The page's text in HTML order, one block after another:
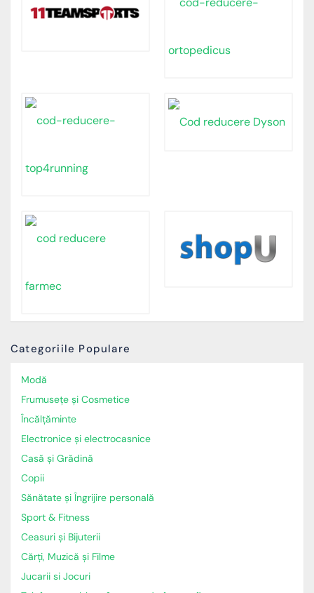
Categoriile Populare
Modă
Frumusețe și Cosmetice
Încălţăminte
Electronice și electrocasnice
Casă și Grădină
Copii
Sănătate și Îngrijire personală
Sport & Fitness
Ceasuri și Bijuterii
Cărți, Muzică și Filme
Jucarii si Jocuri